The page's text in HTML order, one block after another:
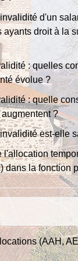
d'un
ayants droit à la
: quelles
évolue ?
: quelle
?
est-elle
l'allocation
dans la fonction
(AAH,